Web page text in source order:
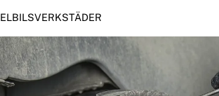
ELBILSVERKSTÄDER